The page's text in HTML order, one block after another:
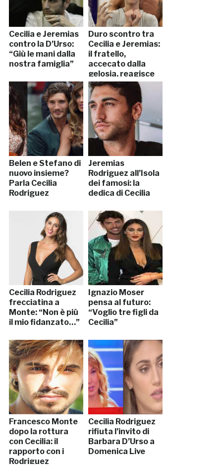
Cecilia e Jeremias
contro la D’Urso:
“Giù le mani dalla
nostra famiglia”
Duro scontro tra
Cecilia e Jeremias:
il fratello,
accecato dalla
gelosia, reagisce
così
Belen e Stefano di
nuovo insieme?
Parla Cecilia
Rodriguez
Jeremias
Rodriguez all’Isola
dei famosi: la
dedica di Cecilia
Cecilia Rodriguez
frecciatina a
Monte: “Non è più
il mio fidanzato…”
Ignazio Moser
pensa al futuro:
“Voglio tre figli da
Cecilia”
Francesco Monte
dopo la rottura
con Cecilia: il
rapporto con i
Rodriguez
Cecilia Rodriguez
rifiuta l’invito di
Barbara D’Urso a
Domenica Live